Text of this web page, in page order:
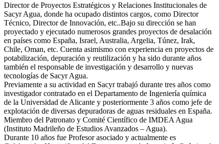
Director de Proyectos Estratégicos y Relaciones Institucionales de
Sacyr Agua, donde ha ocupado distintos cargos, como Director
Técnico, Director de Innovación, etc..Bajo su dirección se han
proyectado y ejecutado numerosos grandes proyectos de desalación
en países como España, Israel, Australia, Argelia, Túnez, Irak,
Chile, Oman, etc. Cuenta asimismo con experiencia en proyectos de
potabilización, depuración y reutilización y ha sido durante años
también el responsable de investigación y desarrollo y nuevas
tecnologías de Sacyr Agua.
Previamente a su actividad en Sacyr trabajó durante tres años como
investigador contratado en el Departamento de Ingeniería química
de la Universidad de Alicante y posteriormente 3 años como jefe de
explotación de diversas depuradoras de aguas residuales en España.
Miembro del Patronato y Comité Científico de IMDEA Agua
(Instituto Madrileño de Estudios Avanzados – Agua).
Durante 10 años fue Profesor asociado y actualmente es